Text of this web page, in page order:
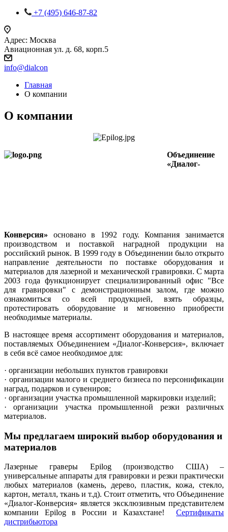
+7 (495) 646-87-82
Адрес: Москва
Авиационная ул. д. 68, корп.5
info@dialcon
Главная
О компании
О компании
Объединение
«Диалог-
Конверсия» основано в 1992 году. Компания занимается
производством и поставкой наградной продукции на
российский рынок. В 1999 году в Объединении было открыто
направление деятельности по поставке оборудования и
материалов для лазерной и механической гравировки. С марта
2003 года функционирует специализированный офис "Все
для гравировки" с демонстрационным залом, где можно
ознакомиться со всей продукцией, взять образцы,
протестировать оборудование и мгновенно приобрести
необходимые материалы.
В настоящее время ассортимент оборудования и материалов,
поставляемых Объединением «Диалог-Конверсия», включает
в себя всё самое необходимое для:
· организации небольших пунктов гравировки
· организации малого и среднего бизнеса по персонификации
наград, подарков и сувениров;
· организации участка промышленной маркировки изделий;
· организации участка промышленной резки различных
материалов.
Мы предлагаем широкий выбор оборудования и
материалов
Лазерные граверы Epilog (производство США) –
универсальные аппараты для гравировки и резки практически
любых материалов (камень, дерево, пластик, кожа, стекло,
картон, металл, ткань и т.д). Стоит отметить, что Объединение
«Диалог-Конверсия» является эксклюзивным представителем
компании Epilog в России и Казахстане! Сертификаты
дистрибьютора